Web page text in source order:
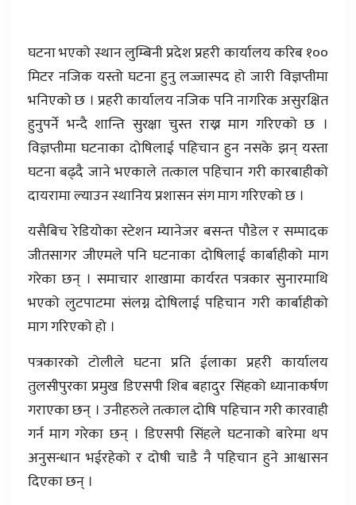
घटना भएको स्थान लुम्बिनी प्रदेश प्रहरी कार्यालय करिब १००
मिटर नजिक यस्तो घटना हुनु लज्जास्पद हो जारी विज्ञप्तीमा
भनिएको छ । प्रहरी कार्यालय नजिक पनि नागरिक असुरक्षित
हुनुपर्ने भन्दै शान्ति सुरक्षा चुस्त राख्न माग गरिएको छ ।
विज्ञप्तीमा घटनाका दोषिलाई पहिचान हुन नसके झन् यस्ता
घटना बढ्दै जाने भएकाले तत्काल पहिचान गरी कारबाहीको
दायरामा ल्याउन स्थानिय प्रशासन संग माग गरिएको छ ।
यसैबिच रेडियोका स्टेशन म्यानेजर बसन्त पौडेल र सम्पादक
जीतसागर जीएमले पनि घटनाका दोषिलाई कार्बाहीको माग
गरेका छन् । समाचार शाखामा कार्यरत पत्रकार सुनारमाथि
भएको लुटपाटमा संलग्न दोषिलाई पहिचान गरी कार्बाहीको
माग गरिएको हो ।
पत्रकारको टोलीले घटना प्रति ईलाका प्रहरी कार्यालय
तुलसीपुरका प्रमुख डिएसपी शिब बहादुर सिंहको ध्यानाकर्षण
गराएका छन् । उनीहरुले तत्काल दोषि पहिचान गरी कारवाही
गर्न माग गरेका छन् । डिएसपी सिंहले घटनाको बारेमा थप
अनुसन्धान भईरहेको र दोषी चाडै नै पहिचान हुने आश्वासन
दिएका छन् ।